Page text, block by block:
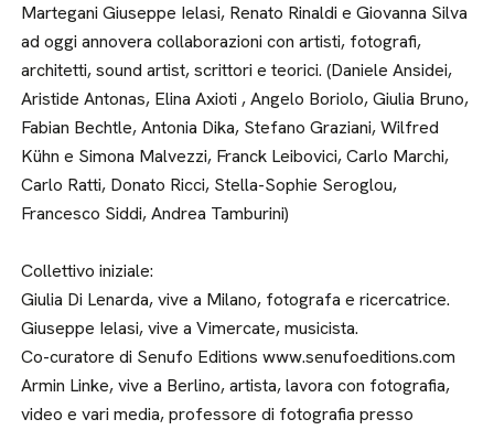
Martegani Giuseppe Ielasi, Renato Rinaldi e Giovanna Silva
ad oggi annovera collaborazioni con artisti, fotografi,
architetti, sound artist, scrittori e teorici. (Daniele Ansidei,
Aristide Antonas, Elina Axioti , Angelo Boriolo, Giulia Bruno,
Fabian Bechtle, Antonia Dika, Stefano Graziani, Wilfred
Kühn e Simona Malvezzi, Franck Leibovici, Carlo Marchi,
Carlo Ratti, Donato Ricci, Stella-Sophie Seroglou,
Francesco Siddi, Andrea Tamburini)
Collettivo iniziale:
Giulia Di Lenarda, vive a Milano, fotografa e ricercatrice.
Giuseppe Ielasi, vive a Vimercate, musicista.
Co-curatore di Senufo Editions www.senufoeditions.com
Armin Linke, vive a Berlino, artista, lavora con fotografia,
video e vari media, professore di fotografia presso